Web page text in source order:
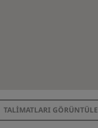
TALIMATLARI GÖRÜNTÜLE